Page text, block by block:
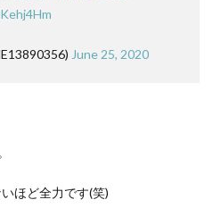
June 25, 2020
ほど全力です(笑)